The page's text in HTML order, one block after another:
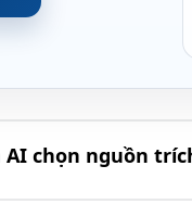
AI chọn nguồn